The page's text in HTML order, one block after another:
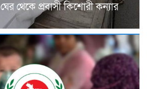
থেকে প্রবাসী কিশোরী কন্যার